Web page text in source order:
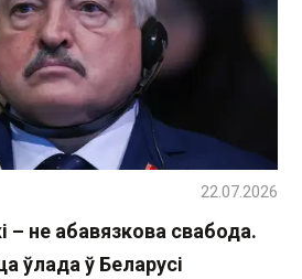
– не абавязкова свабода.
ўлада ў Беларусі
22.07.2026